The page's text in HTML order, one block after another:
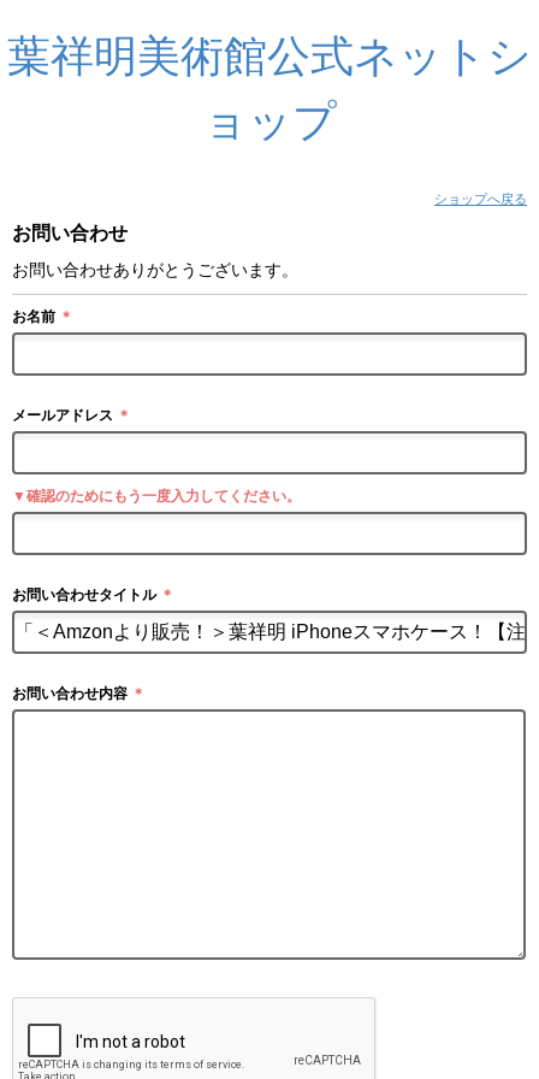
葉祥明美術館公式ネットシ
ョップ
ショップへ戻る
お問い合わせ
お問い合わせありがとうございます。
お名前 ＊
メールアドレス ＊
▼確認のためにもう一度入力してください。
お問い合わせタイトル ＊
お問い合わせ内容 ＊